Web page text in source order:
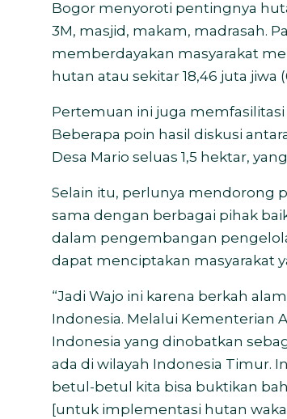
Bogor menyoroti pentingnya
3M, masjid, makam, madrasah.
memberdayakan masyarakat
hutan atau sekitar 18,46 juta jiwa
Pertemuan ini juga
Beberapa poin hasil diskusi
Desa Mario seluas 1,5 hektar,
Selain itu, perlunya mendorong
sama dengan berbagai pihak
dalam pengembangan
dapat menciptakan masyarakat
“Jadi Wajo ini karena berkah
Indonesia. Melalui Kementerian
Indonesia yang dinobatkan
ada di wilayah Indonesia Timur.
betul-betul kita bisa buktikan
[untuk implementasi hutan